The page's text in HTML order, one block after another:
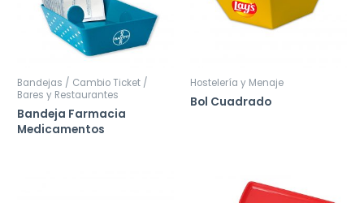
Bandejas / Cambio Ticket /
Bares y Restaurantes
Bandeja Farmacia
Medicamentos
Hostelería y Menaje
Bol Cuadrado